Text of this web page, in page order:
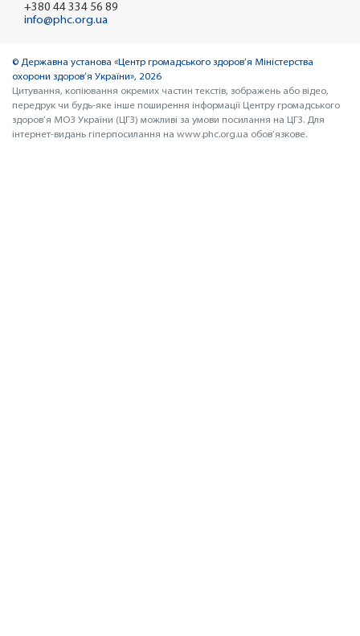
+380 44 334 56 89
info@phc.org.ua
© Державна установа «Центр громадського здоров’я Міністерства
охорони здоров’я України», 2026
Цитування, копіювання окремих частин текстів, зображень або відео,
передрук чи будь-яке інше поширення інформації Центру громадського
здоров’я МОЗ України (ЦГЗ) можливі за умови посилання на ЦГЗ. Для
інтернет-видань гіперпосилання на www.phc.org.ua обов’язкове.